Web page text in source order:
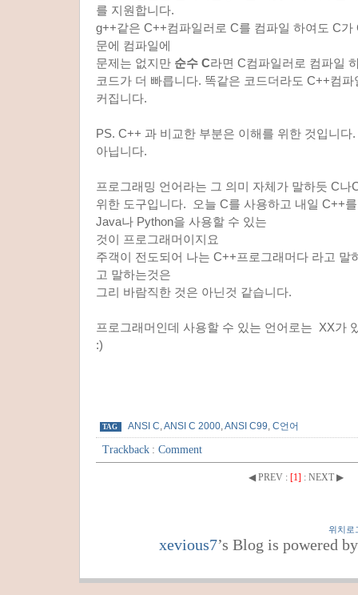
를 지원합니다.
g++같은 C++컴파일러로 C를 컴파일 하여도 C
문에 컴파일에
문제는 없지만 순수 C라면 C컴파일러로 컴파일
코드가 더 빠릅니다. 똑같은 코드더라도 C++컴
커집니다.
PS. C++ 과 비교한 부분은 이해를 위한 것입니다
아닙니다.
프로그래밍 언어라는 그 의미 자체가 말하듯 C나
위한 도구입니다. 오늘 C를 사용하고 내일 C++
Java나 Python을 사용할 수 있는
것이 프로그래머이지요
주객이 전도되어 나는 C++프로그래머다 라고 말
고 말하는것은
그리 바람직한 것은 아닌것 같습니다.
프로그래머인데 사용할 수 있는 언어로는 XX가
:)
TAG ANSI C,ANSI C 2000,ANSI C99, C언어
Trackback : Comment
◀ PREV : [1] : NEXT ▶
위치로
xevious7’s Blog is powered